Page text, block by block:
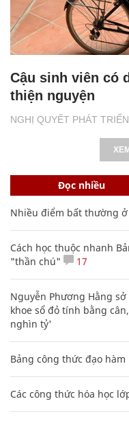
NGHỊ QUYẾT PHÁT
Cậu sinh viên có
thiện nguyện
Đọc nhiều
Nhiều điểm bất thường
Cách học thuộc nhanh
"thần chú"
17
Nguyễn Phương Hằng
khoe sổ đỏ tính bằng
nghìn tỷ'
Bảng công thức đạo
Các công thức hóa học